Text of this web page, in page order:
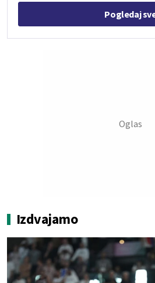
Pogledaj
Izdvajamo